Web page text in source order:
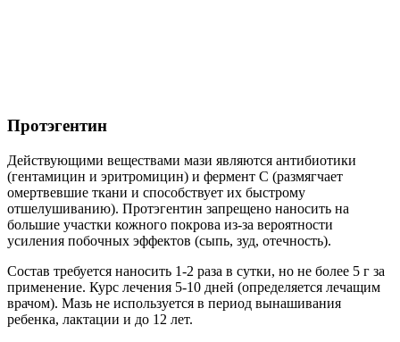
Протэгентин
Действующими веществами мази являются антибиотики
(гентамицин и эритромицин) и фермент С (размягчает
омертвевшие ткани и способствует их быстрому
отшелушиванию). Протэгентин запрещено наносить на
большие участки кожного покрова из-за вероятности
усиления побочных эффектов (сыпь, зуд, отечность).
Состав требуется наносить 1-2 раза в сутки, но не более 5 г за
применение. Курс лечения 5-10 дней (определяется лечащим
врачом). Мазь не используется в период вынашивания
ребенка, лактации и до 12 лет.